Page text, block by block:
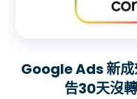
Google Ads 新成
告30天沒